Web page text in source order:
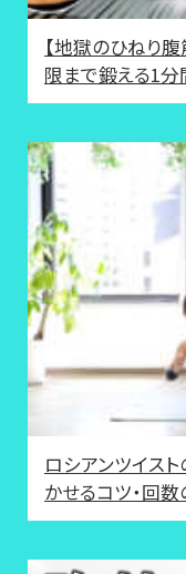
【地獄のひねり
限まで鍛える1分
ロシアンツイス
かせるコツ・回